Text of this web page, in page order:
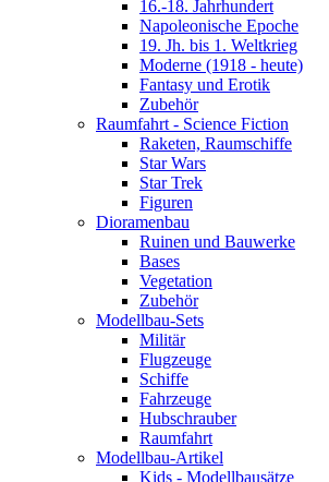
16.-18. Jahrhundert
Napoleonische Epoche
19. Jh. bis 1. Weltkrieg
Moderne (1918 - heute)
Fantasy und Erotik
Zubehör
Raumfahrt - Science Fiction
Raketen, Raumschiffe
Star Wars
Star Trek
Figuren
Dioramenbau
Ruinen und Bauwerke
Bases
Vegetation
Zubehör
Modellbau-Sets
Militär
Flugzeuge
Schiffe
Fahrzeuge
Hubschrauber
Raumfahrt
Modellbau-Artikel
Kids - Modellbausätze